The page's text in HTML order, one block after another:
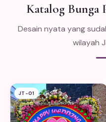
Katalog Bunga
Desain nyata yang
wilayah
JT-01